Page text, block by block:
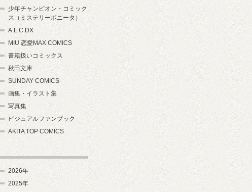
少年チャンピオン・コミック
ス（ミステリーボニータ）
A.L.C.DX
MIU 恋愛MAX COMICS
書籍扱いコミックス
秋田文庫
SUNDAY COMICS
画集・イラスト集
写真集
ビジュアルファンブック
AKITA TOP COMICS
2026年
2025年